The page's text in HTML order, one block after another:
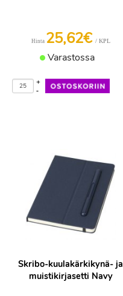
Hinta 25,62€ / KPL
Varastossa
-
+
Skribo-kuulakärkikynä- ja
muistikirjasetti Navy